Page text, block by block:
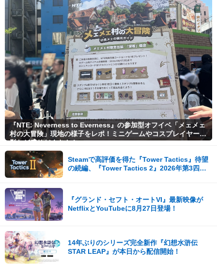
『NTE: Neverness to Everness』の参加型オフイベ「メェメェ
村の大冒険」現地の様子をレポ！ミニゲームやコスプレイヤー撮
影など盛りだくさん！
Steamで高評価を得た『Tower Tactics』待望
の続編、『Tower Tactics 2』2026年第3四半
『グランド・セフト・オートVI』最新映像が
NetflixとYouTubeに8月27日登場！
14年ぶりのシリーズ完全新作『幻想水滸伝
STAR LEAP』が本日から配信開始！